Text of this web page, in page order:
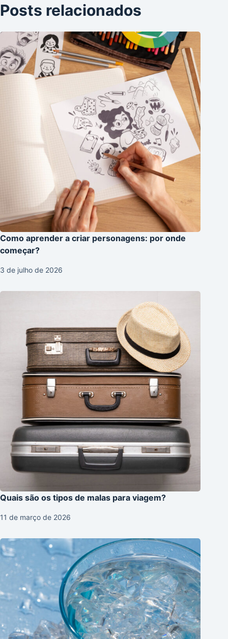
Posts relacionados
Como aprender a criar personagens: por onde
começar?
3 de julho de 2026
Quais são os tipos de malas para viagem?
11 de março de 2026